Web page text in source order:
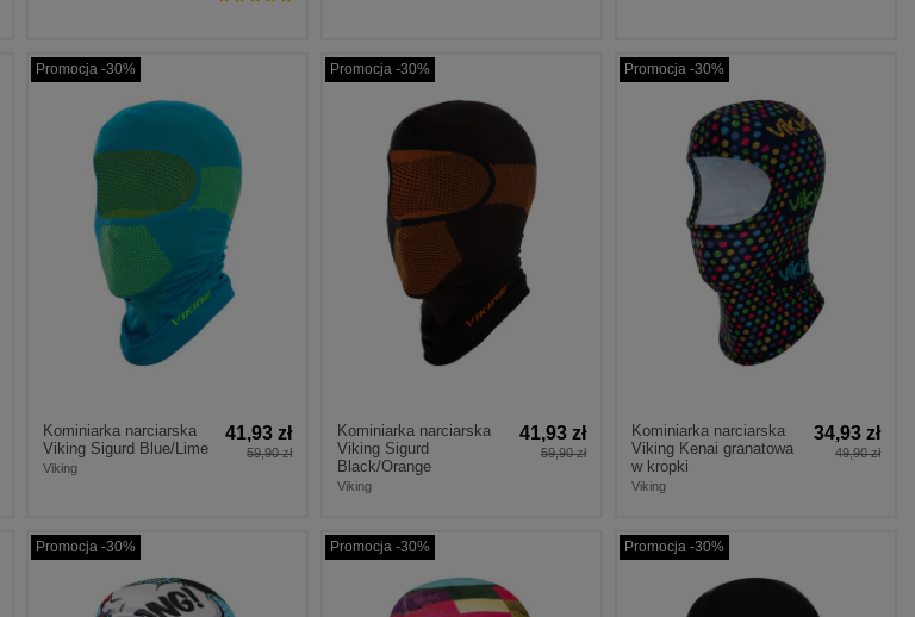
Promocja -30%
Kominiarka narciarska
Viking Sigurd Blue/Lime
Viking
41,93 zł
59,90 zł
Promocja -30%
Kominiarka narciarska
Viking Sigurd
Black/Orange
Viking
41,93 zł
59,90 zł
Promocja -30%
Kominiarka narciarska
Viking Kenai granatowa
w kropki
Viking
34,93 zł
49,90 zł
Promocja -30% Promocja -30% Promocja -30%